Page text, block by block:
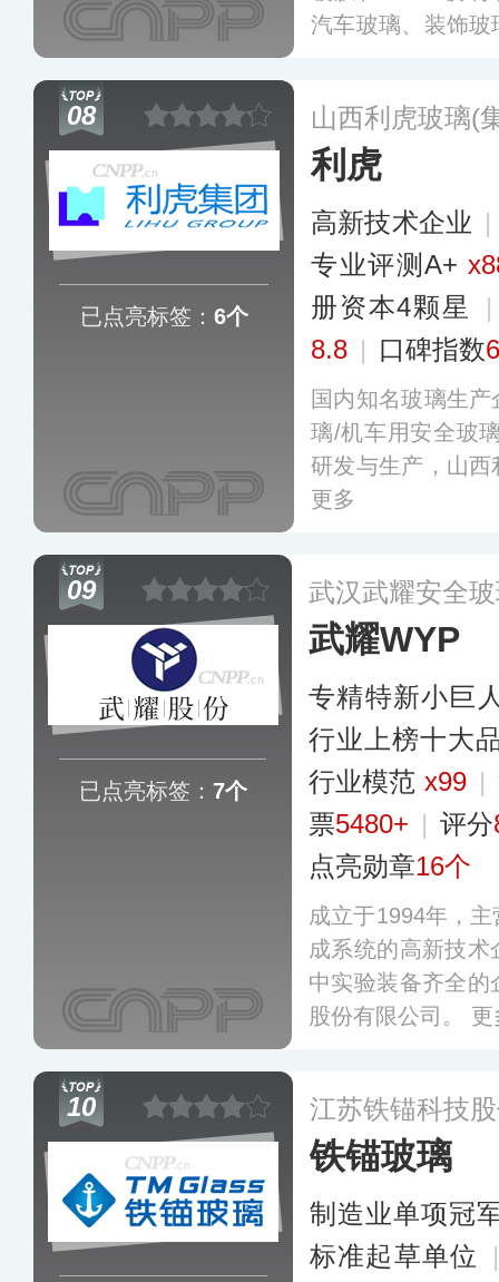
汽车玻璃、装饰
多
08
已点亮标签： 6个
山西利虎玻璃(
利虎
高新技术企业 |
专业评测A+
册资本4颗星
8.8 | 口碑指数
国内知名玻璃生
璃/机车用安全玻
研发与生产，山
更多
09
已点亮标签： 7个
武汉武耀安全
武耀WYP
专精特新小巨
行业上榜十大
行业模范 x99 |
票5480+ | 评分
点亮勋章16个
成立于1994年，
成系统的高新技
中实验装备齐全
股份有限公司。 更
10 江苏铁锚科技
铁锚玻璃
制造业单项冠
标准起草单位